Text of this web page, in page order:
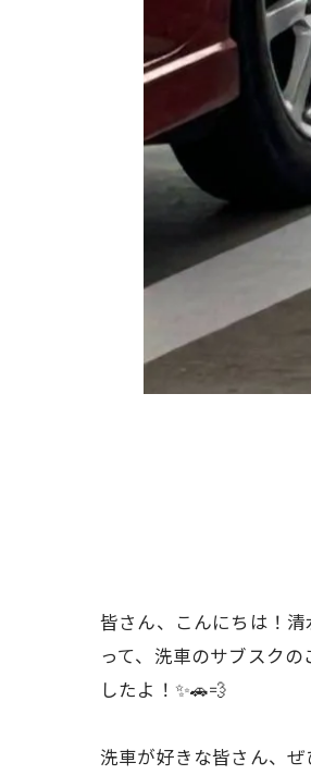
皆さん、こんにちは！
って、洗車のサブスク
したよ！✨🚗💨
洗車が好きな皆さん、